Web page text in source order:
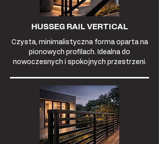
HUSSEG RAIL VERTICAL
Czysta, minimalistyczna forma oparta na
pionowych profilach. Idealna do
nowoczesnych i spokojnych przestrzeni.